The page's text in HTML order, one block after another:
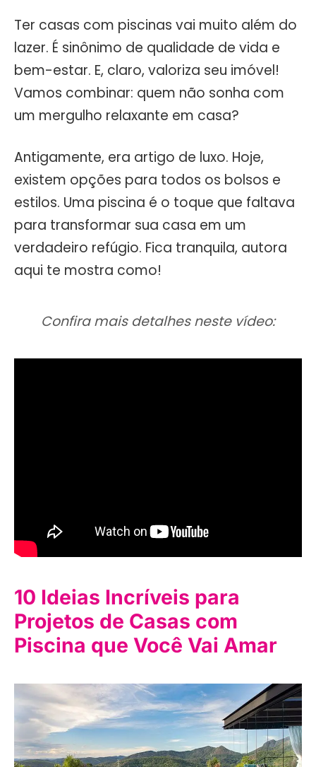
Ter casas com piscinas vai muito além do
lazer. É sinônimo de qualidade de vida e
bem-estar. E, claro, valoriza seu imóvel!
Vamos combinar: quem não sonha com
um mergulho relaxante em casa?
Antigamente, era artigo de luxo. Hoje,
existem opções para todos os bolsos e
estilos. Uma piscina é o toque que faltava
para transformar sua casa em um
verdadeiro refúgio. Fica tranquila, autora
aqui te mostra como!
Confira mais detalhes neste vídeo:
10 Ideias Incríveis para
Projetos de Casas com
Piscina que Você Vai Amar